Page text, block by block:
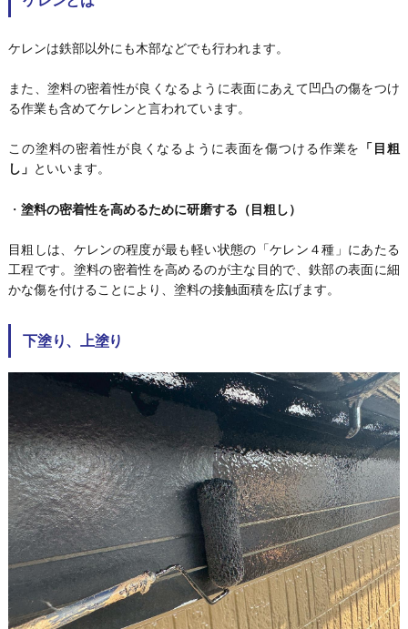
ケレンは鉄部以外にも木部などでも行われます。
また、塗料の密着性が良くなるように表面にあえて凹凸の傷をつけ
る作業も含めてケレンと言われています。
この塗料の密着性が良くなるように表面を傷つける作業を
「目粗
し」 といいます。
・ 塗料の密着性を高めるために研磨する（目粗し）
目粗しは、ケレンの程度が最も軽い状態の「ケレン４種」にあたる
工程です。塗料の密着性を高めるのが主な目的で、鉄部の表面に細
かな傷を付けることにより、塗料の接触面積を広げます。
下塗り、上塗り